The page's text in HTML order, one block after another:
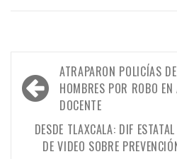
Navegación
de
entradas
ATRAPARON POLICÍAS
HOMBRES POR ROBO
DOCENTE
DESDE TLAXCALA: DIF
DE VIDEO SOBRE